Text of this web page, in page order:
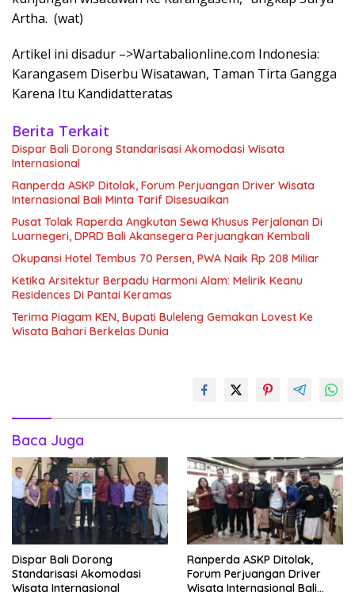
Artha. (wat)
Artikel ini disadur –>Wartabalionline.com Indonesia:
Karangasem Diserbu Wisatawan, Taman Tirta Gangga
Karena Itu Kandidatteratas
Berita Terkait
Dispar Bali Dorong Standarisasi Akomodasi Wisata
Internasional
Ranperda ASKP Ditolak, Forum Perjuangan Driver Wisata
Internasional Bali Minta Tarif Disesuaikan
Pusat Tolak Raperda Angkutan Sewa Khusus Perjalanan Di
Luarnegeri, DPRD Bali Akansegera Perjuangkan Kembali
Okupansi Hotel Tembus 70 Persen, PWA Naik Rp 208 Miliar
Ketika Arsitektur Berpadu Harmoni Alam: Melirik Keanu
Residences Di Pantai Keramas
Terima Piagam KEN, Bupati Buleleng Gemakan Lovest Ke
Wisata Bahari Berkelas Dunia
Baca Juga
Dispar Bali Dorong
Standarisasi Akomodasi
Wisata Internasional
Ranperda ASKP Ditolak,
Forum Perjuangan Driver
Wisata Internasional Bali